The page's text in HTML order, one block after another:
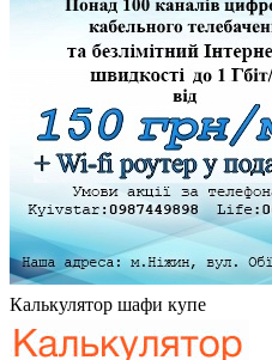
Калькулятор шафи купе